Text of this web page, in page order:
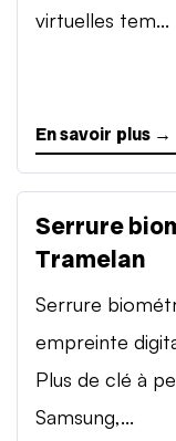
virtuelles tem...
En savoir plus →
Serrure
Tramelan
Serrure
empreinte
Plus de clé à
Samsung,...